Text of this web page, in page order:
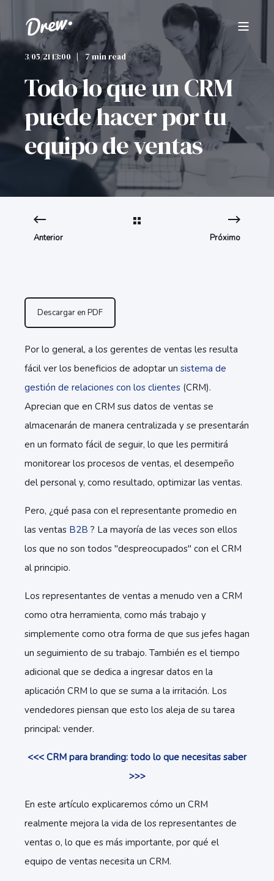
3/05/21 13:00 7 min read
Todo lo que un CRM
puede hacer por tu
equipo de ventas
Anterior Próximo
Descargar en PDF
Por lo general, a los gerentes de ventas les resulta
fácil ver los beneficios de adoptar un sistema de
gestión de relaciones con los clientes (CRM).
Aprecian que en CRM sus datos de ventas se
almacenarán de manera centralizada y se presentarán
en un formato fácil de seguir, lo que les permitirá
monitorear los procesos de ventas, el desempeño
del personal y, como resultado, optimizar las ventas.
Pero, ¿qué pasa con el representante promedio en
las ventas B2B ? La mayoría de las veces son ellos
los que no son todos "despreocupados" con el CRM
al principio.
Los representantes de ventas a menudo ven a CRM
como otra herramienta, como más trabajo y
simplemente como otra forma de que sus jefes hagan
un seguimiento de su trabajo. También es el tiempo
adicional que se dedica a ingresar datos en la
aplicación CRM lo que se suma a la irritación. Los
vendedores piensan que esto los aleja de su tarea
principal: vender.
<<< CRM para branding: todo lo que necesitas saber
>>>
En este artículo explicaremos cómo un CRM
realmente mejora la vida de los representantes de
ventas o, lo que es más importante, por qué el
equipo de ventas necesita un CRM.